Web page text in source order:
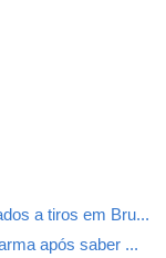
a tiros em Bru...
após saber ...